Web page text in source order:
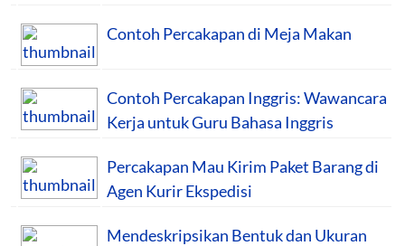
Contoh Percakapan di Meja Makan
Contoh Percakapan Inggris: Wawancara
Kerja untuk Guru Bahasa Inggris
Percakapan Mau Kirim Paket Barang di
Agen Kurir Ekspedisi
Mendeskripsikan Bentuk dan Ukuran